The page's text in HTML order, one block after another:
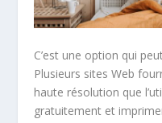
C’est une option qui
Plusieurs sites Web
haute résolution que
gratuitement et